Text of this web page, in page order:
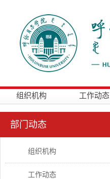
组织机构 工作动态
部门动态
组织机构
工作动态